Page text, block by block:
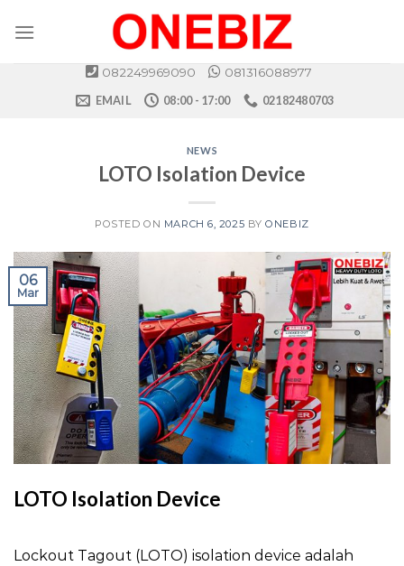
082249969090
081316088977
EMAIL
08:00 - 17:00 02182480703
NEWS
LOTO Isolation Device
POSTED ON MARCH 6, 2025 BYONEBIZ
06
Mar
LOTO Isolation Device
Lockout Tagout (LOTO) isolation device adalah